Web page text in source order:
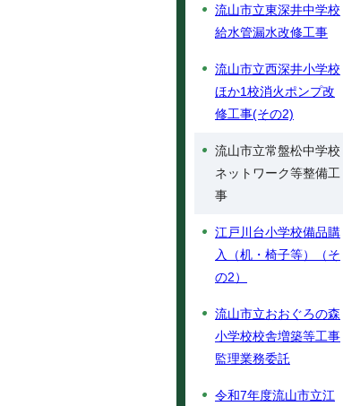
流山市立東深井中学校
給水管漏水改修工事
流山市立西深井小学校
ほか1校消火ポンプ改
修工事(その2)
流山市立常盤松中学校
ネットワーク等整備工
事
江戸川台小学校備品購
入（机・椅子等）（そ
の2）
流山市立おおぐろの森
小学校校舎増築等工事
監理業務委託
令和7年度流山市立江